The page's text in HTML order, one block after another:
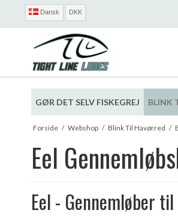
Dansk DKK
GØR DET SELV FISKEGREJ BLINK
Forside / Webshop / Blink Til Havørred /
Eel
Eel - Gennemløber